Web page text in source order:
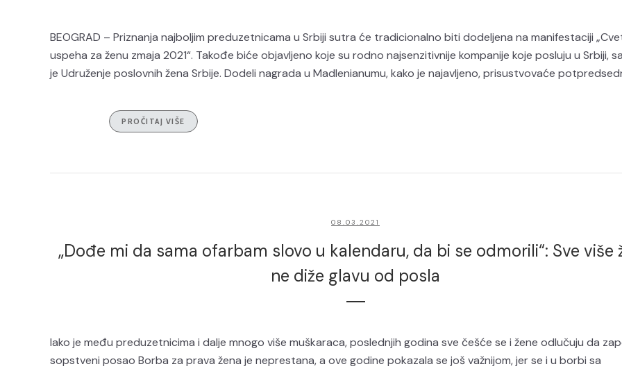
BEOGRAD – Priznanja najboljim preduzetnicama u Srbiji sutra će tradicionalno biti dodeljena na manifestaciji
uspeha za ženu zmaja 2021“. Takođe biće objavljeno koje su rodno najsenzitivnije kompanije koje posluju u Srbiji,
je Udruženje poslovnih žena Srbije. Dodeli nagrada u Madlenianumu, kako je najavljeno, prisustvovaće
PROČITAJ VIŠE
08.03.2021
„Dođe mi da sama ofarbam slovo u kalendaru, da bi se odmorili“: Sve više
ne diže glavu od posla
Iako je među preduzetnicima i dalje mnogo više muškaraca, poslednjih godina sve češće se i žene odlučuju da
sopstveni posao Borba za prava žena je neprestana, a ove godine pokazala se još važnijom, jer se i u borbi sa